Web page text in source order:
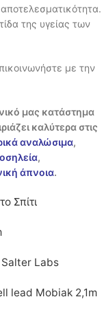
αποτελεσματικότητα.
της υγείας των
με την
μας κατάστημα
καλύτερα στις
αναλώσιμα,
,
άπνοια.
Σπίτι
Labs
lead Mobiak 2,1m